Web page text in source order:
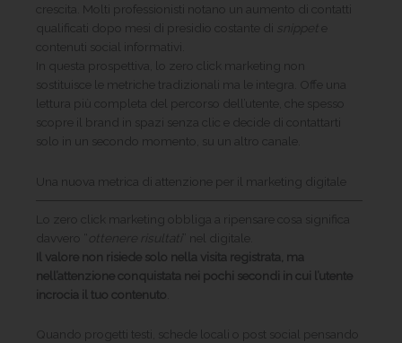
crescita. Molti professionisti notano un aumento di contatti
qualificati dopo mesi di presidio costante di
snippet e
contenuti social informativi.
In questa prospettiva, lo zero click marketing non
sostituisce le metriche tradizionali ma le integra. Offe una
lettura più completa del percorso dell’utente, che spesso
scopre il brand in spazi senza clic e decide di contattarti
solo in un secondo momento, su un altro canale.
Una nuova metrica di attenzione per il marketing digitale
Lo zero click marketing obbliga a ripensare cosa significa
davvero “ ottenere risultati
” nel digitale.
Il valore non risiede solo nella visita registrata, ma
nell’attenzione conquistata nei pochi secondi in cui l’utente
incrocia il tuo contenuto
Quando progetti testi, schede locali o post social pensando